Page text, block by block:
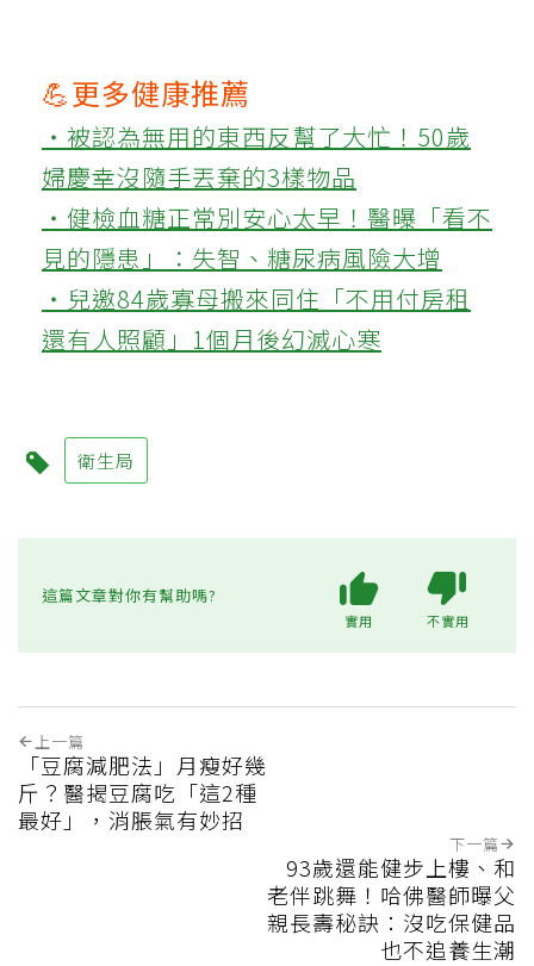
💪更多健康推薦
‧被認為無用的東西反幫了大忙！50歲
婦慶幸沒隨手丟棄的3樣物品
‧健檢血糖正常別安心太早！醫曝「看不
見的隱患」：失智、糖尿病風險大增
‧兒邀84歲寡母搬來同住「不用付房租
還有人照顧」1個月後幻滅心寒
衛生局
這篇文章對你有幫助嗎?
實用 不實用
上一篇
「豆腐減肥法」月瘦好幾
斤？醫揭豆腐吃「這2種
最好」，消脹氣有妙招
下一篇
93歲還能健步上樓、和
老伴跳舞！哈佛醫師曝父
親長壽秘訣：沒吃保健品
也不追養生潮